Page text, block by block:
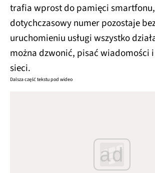
trafia wprost do pamięci
dotychczasowy numer pozostaje
uruchomieniu usługi wszystko
można dzwonić, pisać wiadomości
sieci.
Dalsza część tekstu pod wideo
ad